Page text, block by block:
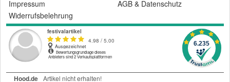
Impressum
AGB & Datenschutz
Widerrufsbelehrung